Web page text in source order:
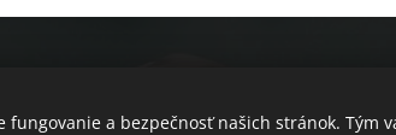
fungovanie a bezpečnosť našich stránok. Tým